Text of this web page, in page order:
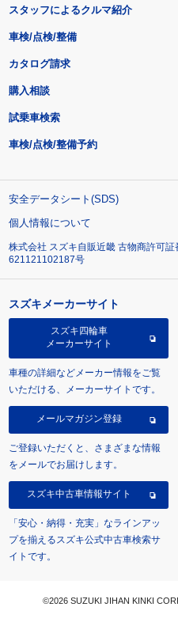
スタッフによるクルマ紹介
車検/点検/整備
カタログ請求
購入相談
試乗車検索
車検/点検/整備予約
安全データシート(SDS)
個人情報について
株式会社 スズキ自販近畿 古物商許可
621121102187号
スズキメーカーサイト
スズキ四輪車
メーカーサイト
車種の詳細などメーカー情報をご覧
いただける、メーカーサイトです。
メールマガジン登録
ご登録いただくと、さまざまな情報
をメールでお届けします。
スズキ中古車情報サイト
「安心・納得・充実」なラインアッ
プを揃えるスズキ公式中古車検索サ
イトです。
©2026 SUZUKI JIHAN KINKI